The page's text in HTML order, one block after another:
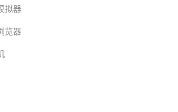
拟器
览器